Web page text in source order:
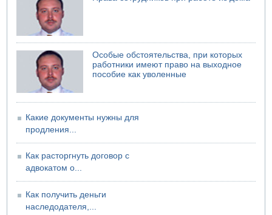
Особые обстоятельства, при которых
работники имеют право на выходное
пособие как уволенные
Какие документы нужны для
продления...
Как расторгнуть договор с
адвокатом о...
Как получить деньги
наследодателя,...